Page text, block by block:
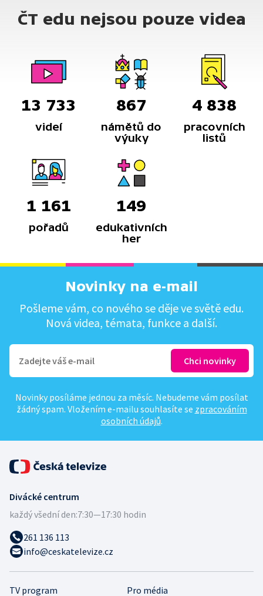
ČT edu nejsou pouze videa
13 733
videí
867
námětů do
výuky
4 838
pracovních
listů
1 161
pořadů
149
edukativních
her
Novinky na e-mail
Pošleme vám, co nového se děje ve světě edu.
Nová videa, témata, funkce a další.
Novinky posíláme jednou za měsíc. Nebudeme vám posílat
žádný spam. Vložením e-mailu souhlasíte se zpracováním
osobních údajů.